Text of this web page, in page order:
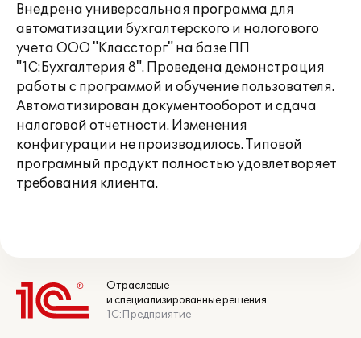
Внедрена универсальная программа для
автоматизации бухгалтерского и налогового
учета ООО "Классторг" на базе ПП
"1С:Бухгалтерия 8". Проведена демонстрация
работы с программой и обучение пользователя.
Автоматизирован документооборот и сдача
налоговой отчетности. Изменения
конфигурации не производилось. Типовой
програмный продукт полностью удовлетворяет
требования клиента.
Отраслевые
и специализированные решения
1С:Предприятие